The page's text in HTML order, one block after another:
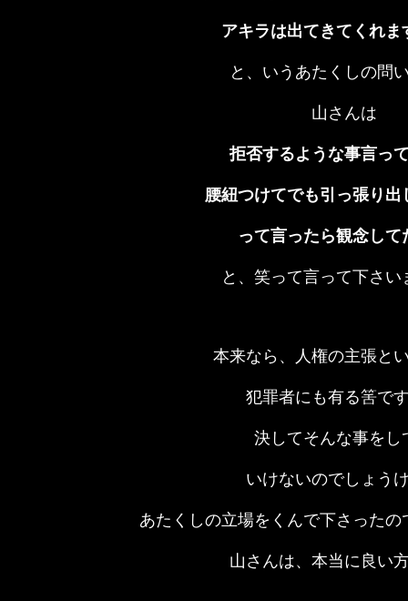
アキラは出てきてくれま
と、いうあたくしの問
山さんは
拒否するような事言っ
腰紐つけてでも引っ張り出
って言ったら観念して
と、笑って言って下さい
本来なら、人権の主張と
犯罪者にも有る筈で
決してそんな事をし
いけないのでしょう
あたくしの立場をくんで下さった
山さんは、本当に良い